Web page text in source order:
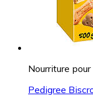
Nourriture
Pedigree